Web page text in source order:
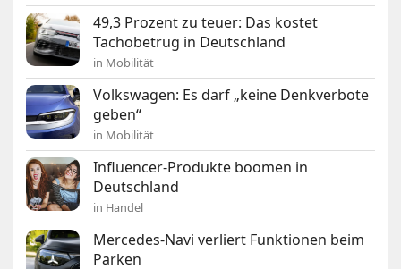
49,3 Prozent zu teuer: Das kostet
Tachobetrug in Deutschland
in Mobilität
Volkswagen: Es darf „keine Denkverbote
geben“
in Mobilität
Influencer-Produkte boomen in
Deutschland
in Handel
Mercedes-Navi verliert Funktionen beim
Parken